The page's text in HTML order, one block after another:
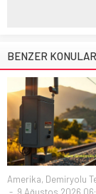
BENZER KONULAR
Amerika, Demiryolu